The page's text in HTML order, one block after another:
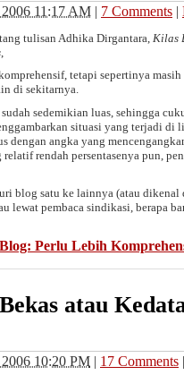
2006 11:17 AM | 7 Comments |
tulisan Adhika Dirgantara, Kilas
tetapi sepertinya masih
di sekitarnya.
sedemikian luas, sehingga
situasi yang terjadi di
dengan angka yang
rendah persentasenya pun,
blog satu ke lainnya (atau
lewat pembaca sindikasi, berapa
Perlu Lebih
atau
10:20 PM | 17 Comments |